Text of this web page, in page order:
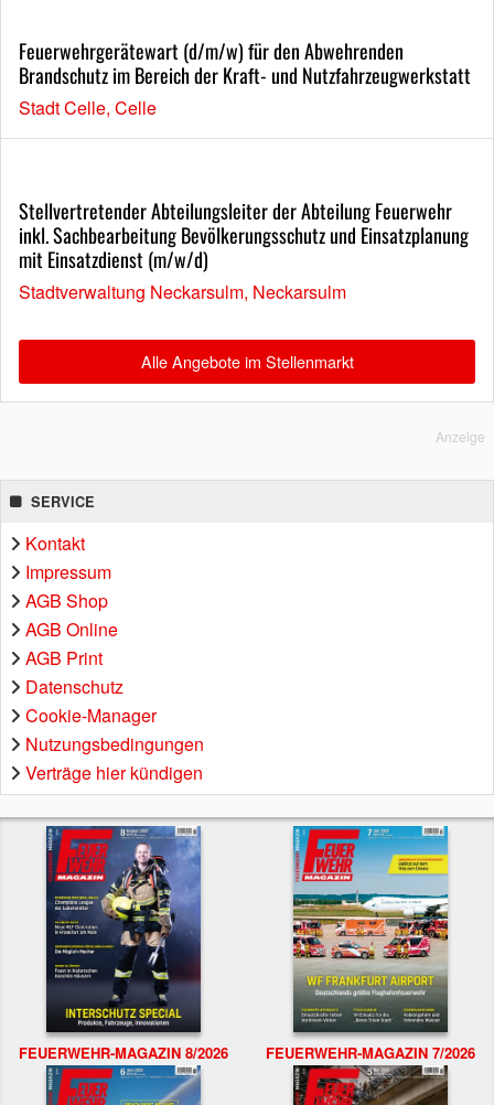
Feuerwehrgerätewart (d/m/w) für den Abwehrenden
Brandschutz im Bereich der Kraft- und Nutzfahrzeugwerkstatt
Stadt Celle, Celle
Stellvertretender Abteilungsleiter der Abteilung Feuerwehr
inkl. Sachbearbeitung Bevölkerungsschutz und Einsatzplanung
mit Einsatzdienst (m/w/d)
Stadtverwaltung Neckarsulm, Neckarsulm
Alle Angebote im Stellenmarkt
Anzeige
SERVICE
Kontakt
Impressum
AGB Shop
AGB Online
AGB Print
Datenschutz
Cookie-Manager
Nutzungsbedingungen
Verträge hier kündigen
FEUERWEHR-MAGAZIN 8/2026 FEUERWEHR-MAGAZIN 7/2026